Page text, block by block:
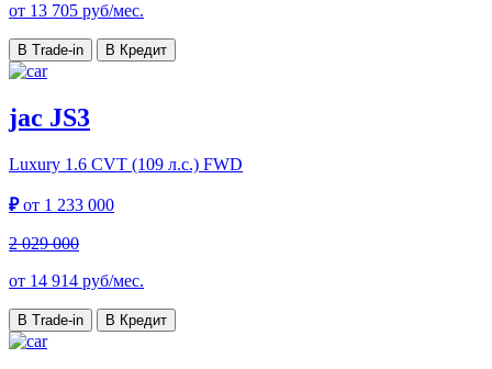
от 13 705 руб/мес.
В Trade-in В Кредит
jac JS3
Luxury 1.6 CVT (109 л.с.) FWD
₽от 1 233 000
2 029 000
от 14 914 руб/мес.
В Trade-in В Кредит